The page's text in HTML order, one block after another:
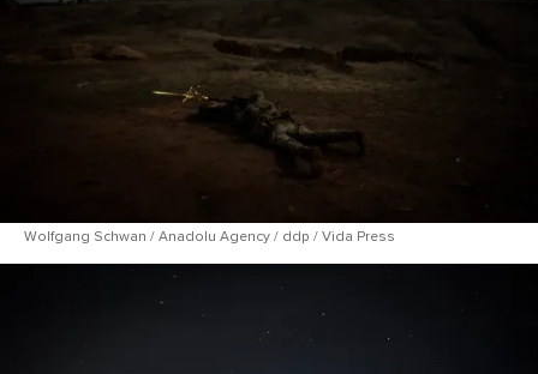
Wolfgang Schwan / Anadolu Agency / ddp / Vida Press